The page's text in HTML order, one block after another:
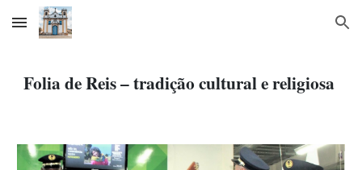
Skip to main content Skip to navigation
Folia de Reis – tradição cultural e religiosa